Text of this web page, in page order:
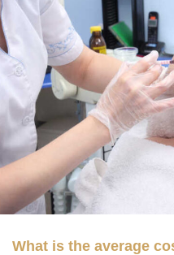
What is the average